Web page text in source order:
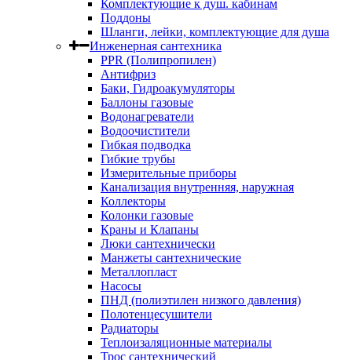
Комплектующие к душ. кабинам
Поддоны
Шланги, лейки, комплектующие для душа
Инженерная сантехника
PPR (Полипропилен)
Антифриз
Баки, Гидроакумуляторы
Баллоны газовые
Водонагреватели
Водоочистители
Гибкая подводка
Гибкие трубы
Измерительные приборы
Канализация внутренняя, наружная
Коллекторы
Колонки газовые
Краны и Клапаны
Люки сантехнически
Манжеты сантехнические
Металлопласт
Насосы
ПНД (полиэтилен низкого давления)
Полотенцесушители
Радиаторы
Теплоизаляционные материалы
Трос сантехнический